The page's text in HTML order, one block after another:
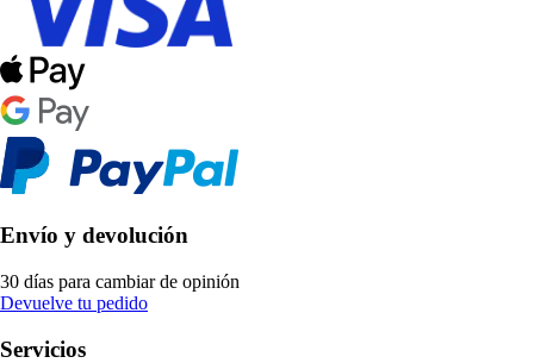
Envío y devolución
30 días para cambiar de opinión
Devuelve tu pedido
Servicios